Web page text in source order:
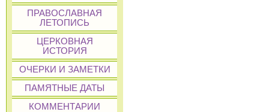
ПРАВОСЛАВНАЯ
ЛЕТОПИСЬ
ЦЕРКОВНАЯ
ИСТОРИЯ
ОЧЕРКИ И ЗАМЕТКИ
ПАМЯТНЫЕ ДАТЫ
КОММЕНТАРИИ